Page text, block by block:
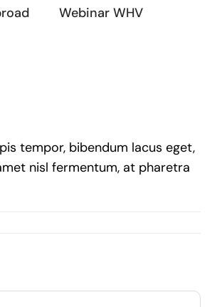
Webinar WHV
tempor, bibendum lacus eget,
nisl fermentum, at pharetra